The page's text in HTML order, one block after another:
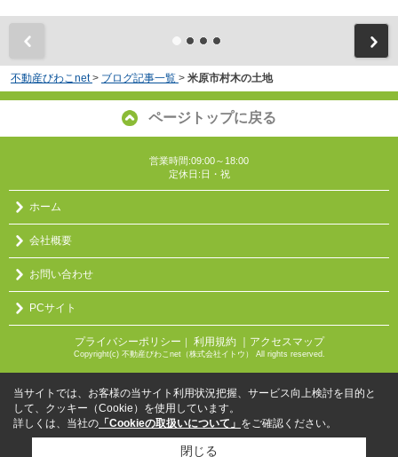
不動産びわこnet > ブログ記事一覧 > 米原市村木の土地
ページトップに戻る
営業時間:09:00～18:00
定休日:日・祝
ホーム
会社概要
お問い合わせ
PCサイト
プライバシーポリシー ｜ 利用規約 ｜アクセスマップ
Copyright(c) 不動産びわこnet（株式会社イトウ） All rights reserved.
当サイトでは、お客様の当サイト利用状況把握、サービス向上検討を目的と
して、クッキー（Cookie）を使用しています。
詳しくは、当社の 「Cookieの取扱いについて」 をご確認ください。
閉じる